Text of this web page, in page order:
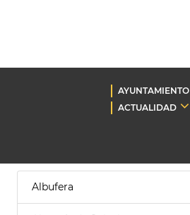
AYUNTAMIENTO
ACTUALIDAD
Albufera